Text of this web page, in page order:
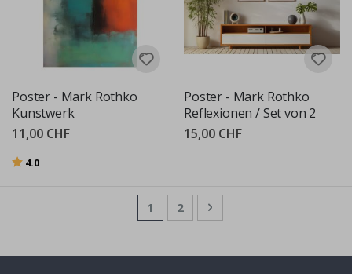
Poster - Mark Rothko
Kunstwerk
11,00 CHF
Bewertung:
4.0
Poster - Mark Rothko
Reflexionen / Set von 2
15,00 CHF
Seite
Sie lesen gerade die Seite
1 Seite
2 Seite
Weiter